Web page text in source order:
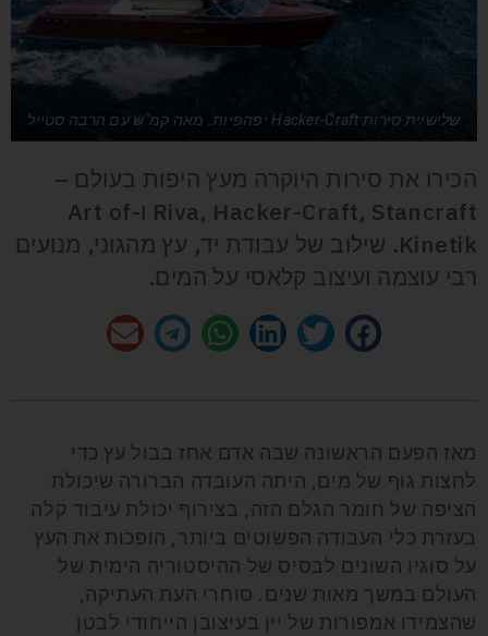
שלישיית סירות Hacker-Craft יפהפיות. מאה קמ"ש עם הרבה סטייל
הכירו את סירות היוקרה מעץ היפות בעולם –
Riva, Hacker-Craft, Stancraft ו-Art of
Kinetik. שילוב של עבודת יד, עץ מהגוני, מנועים
רבי עוצמה ועיצוב קלאסי על המים.
מאז הפעם הראשונה שבה אדם אחז בבול עץ כדי
לחצות גוף של מים, היתה העובדה הברורה שיכולת
הציפה של חומר הגלם הזה, בצירוף יכולת עיבוד קלה
בעזרת כלי העבודה הפשוטים ביותר, הופכות את העץ
על סוגיו השונים לבסיס של ההיסטוריה הימית של
העולם במשך מאות שנים. סוחרי העת העתיקה,
שהצמידו אמפורות של יין בעיצובן הייחודי לבטן